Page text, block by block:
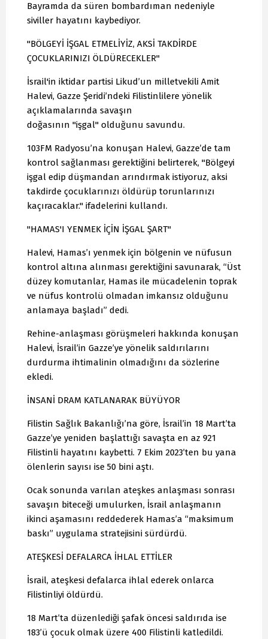
Bayramda da süren bombardıman nedeniyle
siviller hayatını kaybediyor.
"BÖLGEYİ İŞGAL ETMELİYİZ, AKSİ TAKDİRDE
ÇOCUKLARINIZI ÖLDÜRECEKLER"
İsrail'in iktidar partisi Likud’un milletvekili Amit
Halevi, Gazze Şeridi’ndeki Filistinlilere yönelik
açıklamalarında savaşın
doğasının "işgal" olduğunu savundu.
103FM Radyosu’na konuşan Halevi, Gazze’de tam
kontrol sağlanması gerektiğini belirterek, "Bölgeyi
işgal edip düşmandan arındırmak istiyoruz, aksi
takdirde çocuklarınızı öldürüp torunlarınızı
kaçıracaklar." ifadelerini kullandı.
"HAMAS'I YENMEK İÇİN İŞGAL ŞART"
Halevi, Hamas’ı yenmek için bölgenin ve nüfusun
kontrol altına alınması gerektiğini savunarak, “Üst
düzey komutanlar, Hamas ile mücadelenin toprak
ve nüfus kontrolü olmadan imkansız olduğunu
anlamaya başladı” dedi.
Rehine-anlaşması görüşmeleri hakkında konuşan
Halevi, İsrail’in Gazze’ye yönelik saldırılarını
durdurma ihtimalinin olmadığını da sözlerine
ekledi.
İNSANİ DRAM KATLANARAK BÜYÜYOR
Filistin Sağlık Bakanlığı’na göre, İsrail’in 18 Mart’ta
Gazze’ye yeniden başlattığı savaşta en az 921
Filistinli hayatını kaybetti. 7 Ekim 2023’ten bu yana
ölenlerin sayısı ise 50 bini aştı.
Ocak sonunda varılan ateşkes anlaşması sonrası
savaşın biteceği umulurken, İsrail anlaşmanın
ikinci aşamasını reddederek Hamas’a “maksimum
baskı” uygulama stratejisini sürdürdü.
ATEŞKESİ DEFALARCA İHLAL ETTİLER
İsrail, ateşkesi defalarca ihlal ederek onlarca
Filistinliyi öldürdü.
18 Mart’ta düzenlediği şafak öncesi saldırıda ise
183’ü çocuk olmak üzere 400 Filistinli katledildi.